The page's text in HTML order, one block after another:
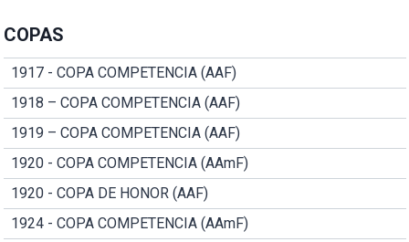
COPAS
1917 - COPA COMPETENCIA (AAF)
1918 – COPA COMPETENCIA (AAF)
1919 – COPA COMPETENCIA (AAF)
1920 - COPA COMPETENCIA (AAmF)
1920 - COPA DE HONOR (AAF)
1924 - COPA COMPETENCIA (AAmF)